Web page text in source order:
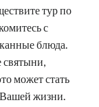
тур по
с
блюда.
святыни,
может стать
жизни.